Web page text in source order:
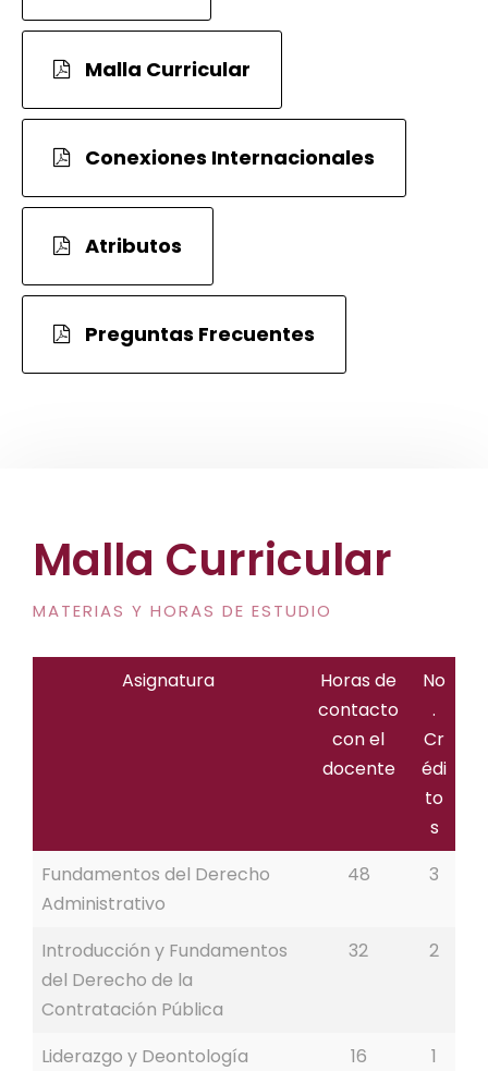
Malla Curricular
Conexiones Internacionales
Atributos
Preguntas Frecuentes
Malla Curricular
MATERIAS Y HORAS DE ESTUDIO
Asignatura
Horas de
contacto
con el
docente
No
.
Cr
édi
to
s
Fundamentos del Derecho
Administrativo
48 3
Introducción y Fundamentos
del Derecho de la
Contratación Pública
32 2
Liderazgo y Deontología
16 1